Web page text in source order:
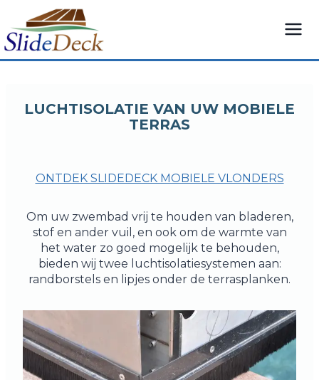
Overslaan
inhoud
LUCHTISOLATIE VAN UW MOBIELE
TERRAS
ONTDEK SLIDEDECK MOBIELE VLONDERS
Om uw zwembad vrij te houden van bladeren,
stof en ander vuil, en ook om de warmte van
het water zo goed mogelijk te behouden,
bieden wij twee luchtisolatiesystemen aan:
randborstels en lipjes onder de terrasplanken.